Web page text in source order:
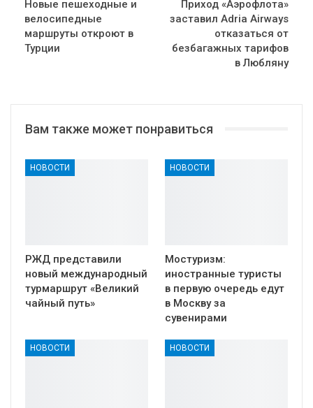
Новые пешеходные и
велосипедные
маршруты откроют в
Турции
Приход «Аэрофлота»
заставил Adria Airways
отказаться от
безбагажных тарифов
в Любляну
Вам также может понравиться
НОВОСТИ
РЖД представили
новый международный
турмаршрут «Великий
чайный путь»
НОВОСТИ
Мостуризм:
иностранные туристы
в первую очередь едут
в Москву за
сувенирами
НОВОСТИ НОВОСТИ